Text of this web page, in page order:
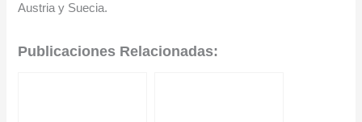
Austria y Suecia.
Publicaciones Relacionadas: